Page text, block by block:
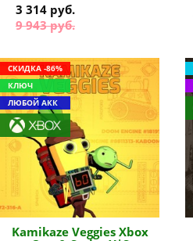
3 314 руб.
9 943 руб.
СКИДКА -86%
КЛЮЧ
ЛЮБОЙ АКК
Kamikaze Veggies Xbox